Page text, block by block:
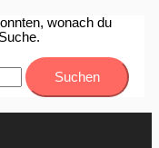
wonach du